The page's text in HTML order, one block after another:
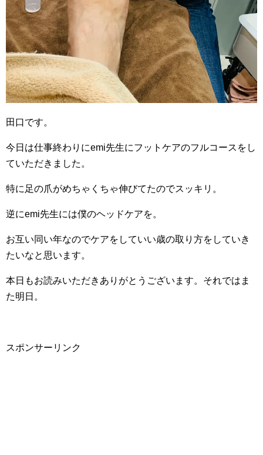
田口です。
今日は仕事終わりにemi先生にフットケアのフルコースをし
ていただきました。
特に足の爪がめちゃくちゃ伸びてたのでスッキリ。
逆にemi先生には僕のヘッドケアを。
お互い同い年なのでケアをしていい歳の取り方をしていき
たいなと思います。
本日もお読みいただきありがとうございます。それではま
た明日。
スポンサーリンク